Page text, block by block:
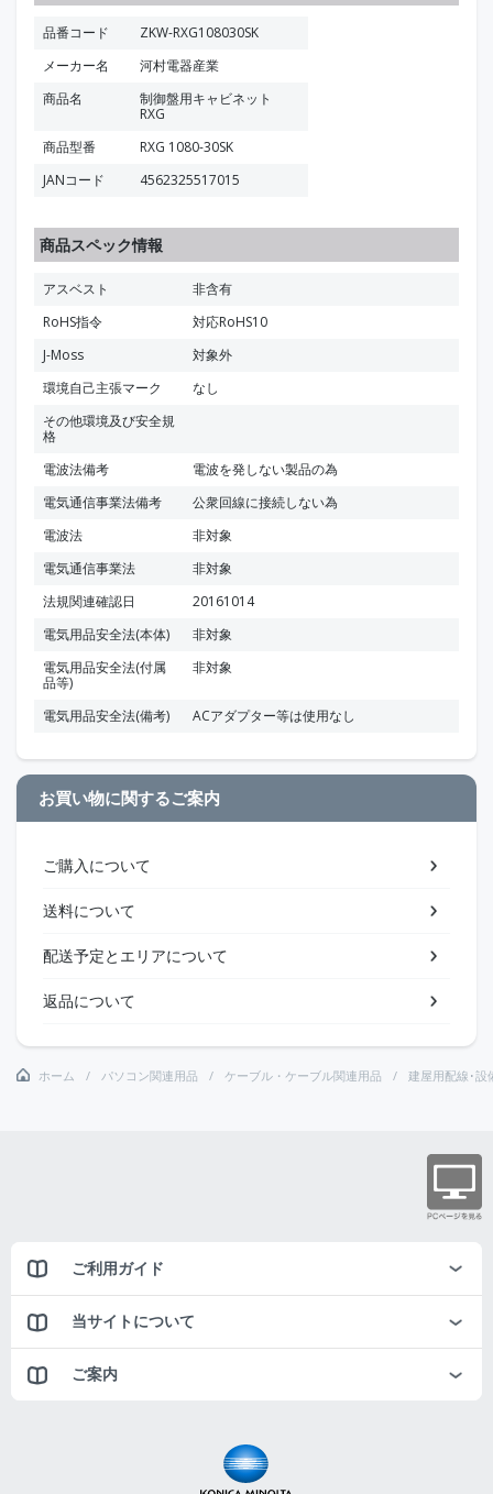
品番コード
ZKW-RXG108030SK
メーカー名
河村電器産業
商品名
制御盤用キャビネット
RXG
商品型番
RXG 1080-30SK
JANコード
4562325517015
商品スペック情報
アスベスト
非含有
RoHS指令
対応RoHS10
J-Moss
対象外
環境自己主張マーク
なし
その他環境及び安全規
格
電波法備考
電波を発しない製品の為
電気通信事業法備考
公衆回線に接続しない為
電波法
非対象
電気通信事業法
非対象
法規関連確認日
20161014
電気用品安全法(本体)
非対象
電気用品安全法(付属
品等)
非対象
電気用品安全法(備考) ACアダプター等は使用なし
お買い物に関するご案内
ご購入について
送料について
配送予定とエリアについて
返品について
ホーム パソコン関連用品 ケーブル・ケーブル関連用品 建屋用配線･設
ご利用ガイド
当サイトについて
ご案内